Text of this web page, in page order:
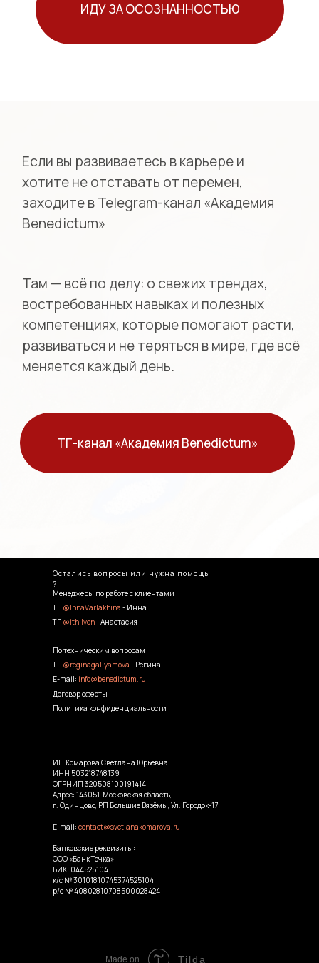
ТГ-канал «Академия Benedictum»
Остались вопросы или нужна помощь
?
Менеджеры по работе с клиентами :
ТГ @InnaVarlakhina - Инна
ТГ @ithilven- Анастасия
По техническим вопросам :
ТГ @reginagallyamova - Регина
E-mail: info@benedictum.ru
Договор оферты
Политика конфиденциальности
ИП Комарова Светлана Юрьевна
ИНН 503218748139
ОГРНИП 320508100191414
Адрес: 143051, Московская область,
г. Одинцово, РП Большие Вязёмы, Ул. Городок-17
E-mail: contact@svetlanakomarova.ru
Банковские реквизиты:
ООО «Банк Точка»
БИК: 044525104
к/с № 30101810745374525104
р/с № 40802810708500028424
Made on Tilda